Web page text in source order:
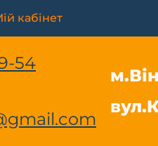
кабінет
54